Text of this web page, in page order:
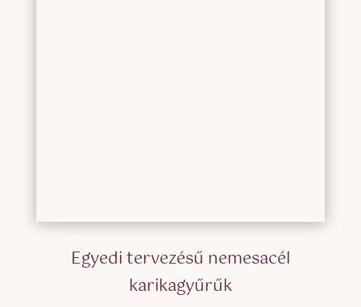
Egyedi tervezésű nemesacél
karikagyűrűk